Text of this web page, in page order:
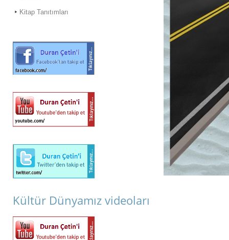
Kitap Tanıtımları
Kültür Dünyamız videoları